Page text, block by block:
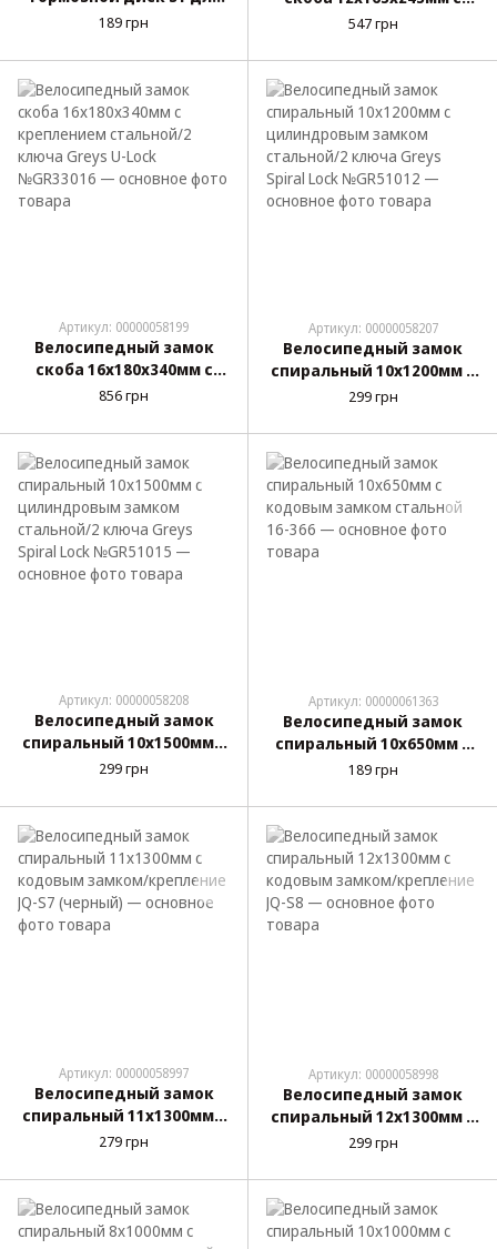
велосипеда и
189 грн
креплением стальной/2
№GR33012
547 грн
Артикул: 00000058199
Велосипедный замок
скоба 16х180х340мм с
креплением стальной/2
№GR33016
856 грн
Артикул: 00000058207
Велосипедный замок
спиральный 10х1200мм с
цилиндровым замком
Spiral Lock №GR51012
299 грн
Артикул: 00000058208
Велосипедный замок
спиральный 10х1500мм с
цилиндровым замком
Spiral Lock №GR51015
299 грн
Артикул: 00000061363
Велосипедный замок
спиральный 10х650мм с
кодовым замком
189 грн
Артикул: 00000058997
Велосипедный замок
спиральный 11х1300мм с
кодовым замком/
(черный)
279 грн
Артикул: 00000058998
Велосипедный замок
спиральный 12х1300мм с
кодовым замком/
299 грн